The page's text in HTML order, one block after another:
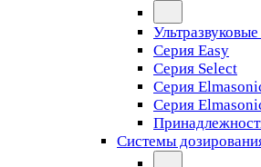
Серия Easy
Серия Select
Серия
Серия
Системы